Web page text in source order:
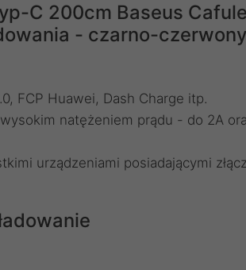
C 200cm Baseus
- czarno-
FCP Huawei, Dash Charge itp.
natężeniem prądu - do 2A
urządzeniami posiadającymi